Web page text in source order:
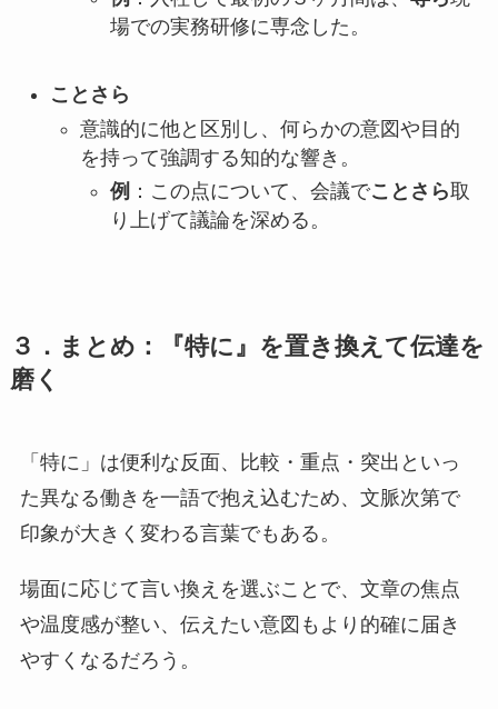
場での実務研修に専念した。
ことさら
意識的に他と区別し、何らかの意図や目的
を持って強調する知的な響き。
例 ：この点について、会議でことさら取
り上げて議論を深める。
３．まとめ：『特に』を置き換えて伝達を
磨く
「特に」は便利な反面、比較・重点・突出といっ
た異なる働きを一語で抱え込むため、文脈次第で
印象が大きく変わる言葉でもある。
場面に応じて言い換えを選ぶことで、文章の焦点
や温度感が整い、伝えたい意図もより的確に届き
やすくなるだろう。